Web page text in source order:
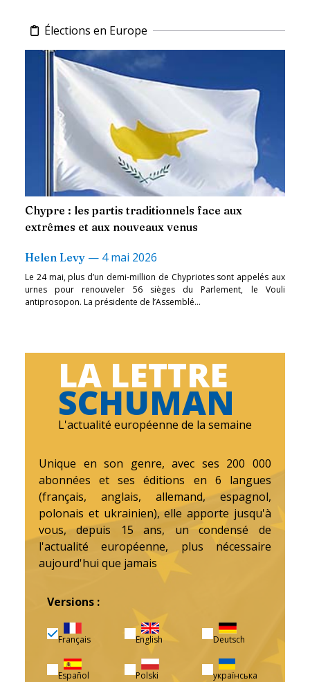
Élections en Europe
Chypre : les partis traditionnels face aux
extrêmes et aux nouveaux venus
Helen Levy — 4 mai 2026
Le 24 mai, plus d’un demi-million de Chypriotes sont appelés aux
urnes pour renouveler 56 sièges du Parlement, le Vouli
antiprosopon. La présidente de l’Assemblé...
LA LETTRE
SCHUMAN
L'actualité européenne de la semaine
Unique en son genre, avec ses 200 000
abonnées et ses éditions en 6 langues
(français, anglais, allemand, espagnol,
polonais et ukrainien), elle apporte jusqu'à
vous, depuis 15 ans, un condensé de
l'actualité européenne, plus nécessaire
aujourd'hui que jamais
Versions :
Français English Deutsch
Español Polski українська